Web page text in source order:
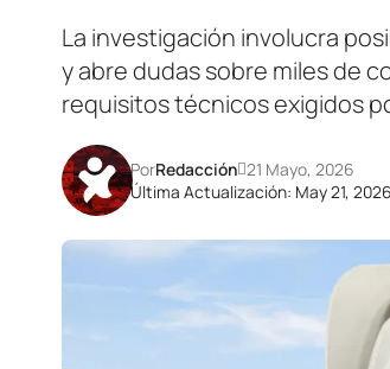
La investigación involucra
y abre dudas sobre miles de
requisitos técnicos exigidos
Última Actualización: May 21,
PorRedacción 21 Mayo, 2026